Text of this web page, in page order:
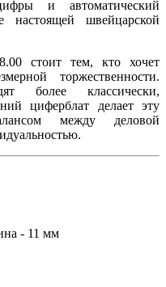
и автоматический
швейцарской
стоит тем, кто хочет
торжественности.
более классически,
циферблат делает эту
между деловой
- 11 мм